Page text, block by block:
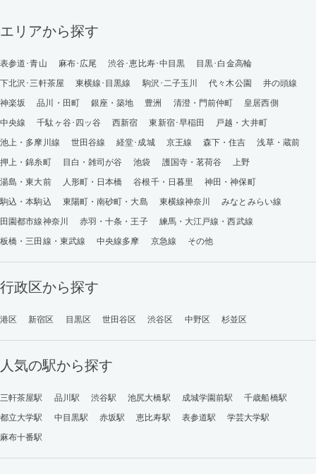
エリアから探す
表参道･青山 麻布･広尾 渋谷･恵比寿･中目黒
目黒･白金高輪
下北沢･三軒茶屋
東横線･目黒線 駒沢･二子玉川 代々木公園
井の頭線
神楽坂
品川・田町 銀座・築地 豊洲 清澄・門前仲町
皇居西側
中央線
千駄ヶ谷･四ッ谷 西新宿 東新宿･早稲田
戸越・大井町
池上・多摩川線
世田谷線 経堂･成城 京王線 森下・住吉
浅草・蔵前
押上・錦糸町
目白・雑司が谷 池袋 護国寺・茗荷谷
上野
湯島・東大前
人形町・日本橋 谷根千・日暮里
神田・神保町
駒込・本駒込
東陽町・南砂町・大島 東横線神奈川
みなとみらい線
田園都市線神奈川
赤羽・十条・王子
練馬・大江戸線・西武線
板橋・三田線・東武線
中央線多摩 京急線 その他
行政区から探す
港区 新宿区 目黒区 世田谷区 渋谷区 中野区 杉並区
人気の駅から探す
三軒茶屋駅 品川駅 渋谷駅 池尻大橋駅 成城学園前駅
千歳船橋駅
都立大学駅
中目黒駅 赤坂駅 恵比寿駅 表参道駅
学芸大学駅
麻布十番駅